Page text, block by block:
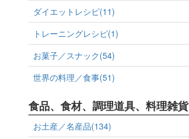
ダイエットレシピ(11)
トレーニングレシピ(1)
お菓子／スナック(54)
世界の料理／食事(51)
食品、食材、調理道具、料理雑貨
お土産／名産品(134)